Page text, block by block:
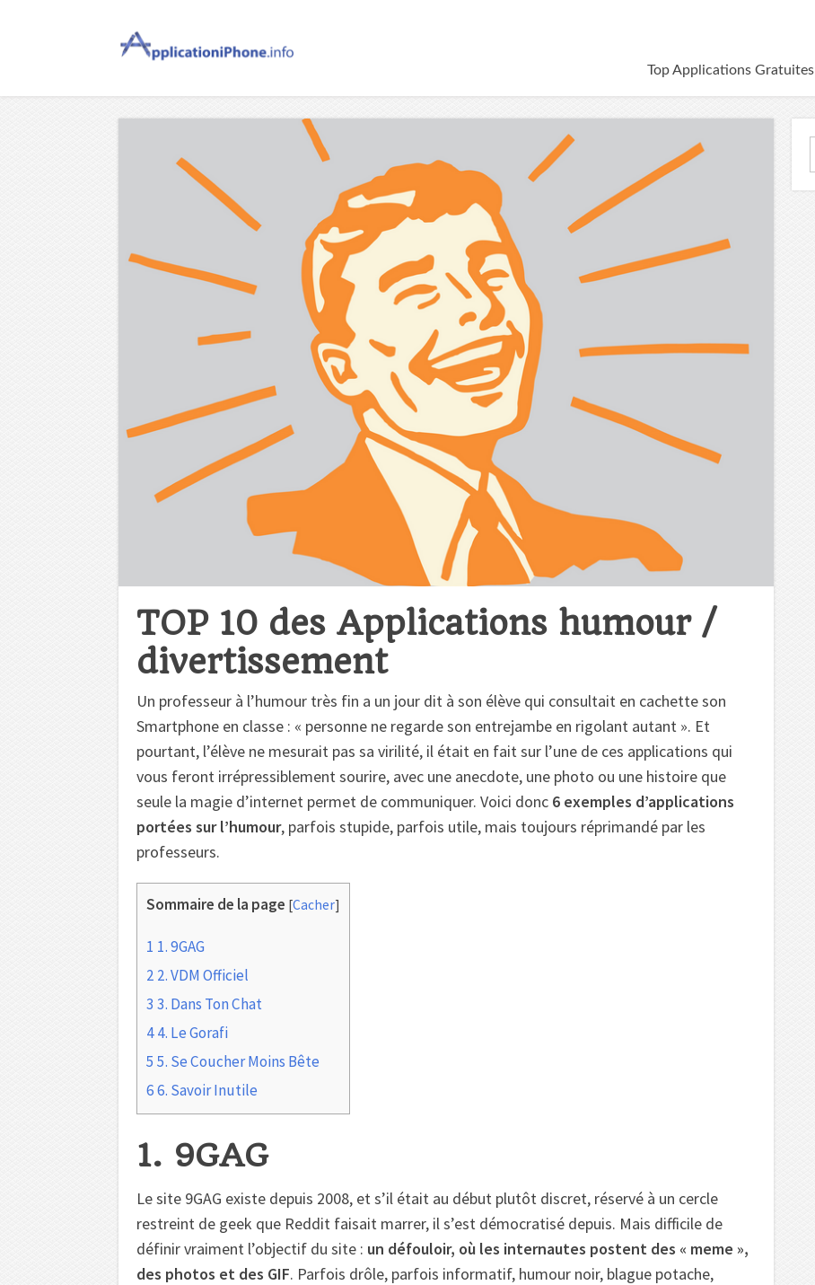
Top Applications Gratuites
TOP 10 des Applications humour /
divertissement
Un professeur à l’humour très fin a un jour dit à son élève qui consultait en cachette son
Smartphone en classe : « personne ne regarde son entrejambe en rigolant autant ». Et
pourtant, l’élève ne mesurait pas sa virilité, il était en fait sur l’une de ces applications qui
vous feront irrépressiblement sourire, avec une anecdote, une photo ou une histoire que
seule la magie d’internet permet de communiquer. Voici donc 6 exemples d’applications
portées sur l’humour, parfois stupide, parfois utile, mais toujours réprimandé par les
professeurs.
Sommaire de la page [Cacher]
1 1. 9GAG
2 2. VDM Officiel
3 3. Dans Ton Chat
44. Le Gorafi
5 5. Se Coucher Moins Bête
66. Savoir Inutile
1. 9GAG
Le site 9GAG existe depuis 2008, et s’il était au début plutôt discret, réservé à un cercle
restreint de geek que Reddit faisait marrer, il s’est démocratisé depuis. Mais difficile de
définir vraiment l’objectif du site : un défouloir, où les internautes postent des « meme »,
des photos et des GIF. Parfois drôle, parfois informatif, humour noir, blague potache,